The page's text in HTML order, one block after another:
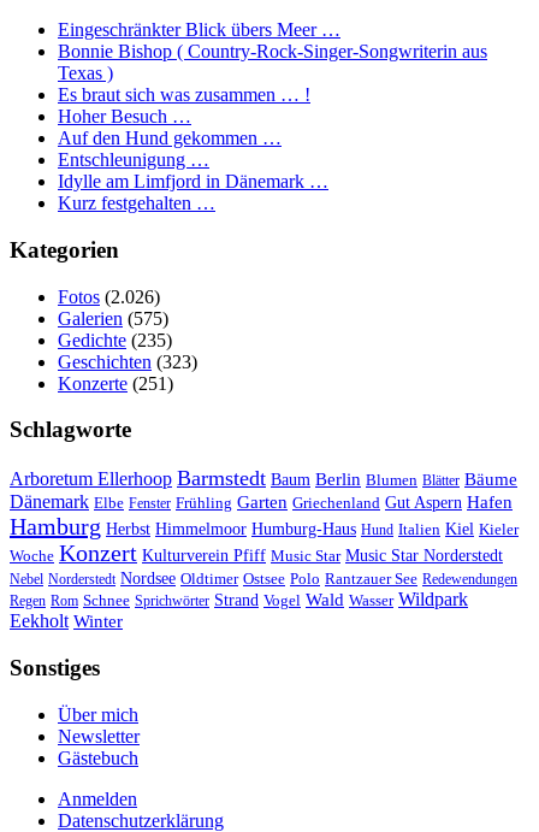
Eingeschränkter Blick übers Meer …
Bonnie Bishop ( Country-Rock-Singer-Songwriterin aus
Texas )
Es braut sich was zusammen … !
Hoher Besuch …
Auf den Hund gekommen …
Entschleunigung …
Idylle am Limfjord in Dänemark …
Kurz festgehalten …
Kategorien
Fotos (2.026)
Galerien (575)
Gedichte (235)
Geschichten (323)
Konzerte (251)
Schlagworte
Arboretum Ellerhoop Barmstedt Baum Berlin Blumen Blätter Bäume
Dänemark Elbe Fenster Frühling Garten Griechenland Gut Aspern Hafen
Hamburg Herbst Himmelmoor Humburg-Haus Hund Italien Kiel Kieler
Woche Konzert Kulturverein Pfiff Music Star Music Star Norderstedt
Nebel Norderstedt Nordsee Oldtimer Ostsee Polo Rantzauer See Redewendungen
Regen Rom Schnee Sprichwörter Strand Vogel Wald Wasser Wildpark
Eekholt Winter
Sonstiges
Über mich
Newsletter
Gästebuch
Anmelden
Datenschutzerklärung